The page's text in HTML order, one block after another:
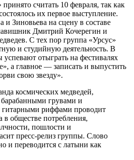
считать 10 февраля, так как
их первое выступление.
Зиновьева на сцену в составе
Дмитрий Кочерегин и
С тех пор группа «Урсус»
и студийную деятельность. В
отыграть на фестивалях
а главное — записать и выпустить
свою звезду».
космических медведей,
грувами и
гитарными риффами проводит
в обществе потребления,
пошлости и
пресс-релиз группы. Слово
и переводится с латыни как